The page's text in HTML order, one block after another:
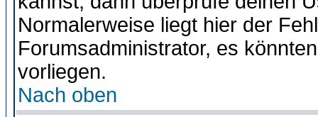
Normalerweise liegt hier der
Forumsadministrator, es
vorliegen.
Nach oben